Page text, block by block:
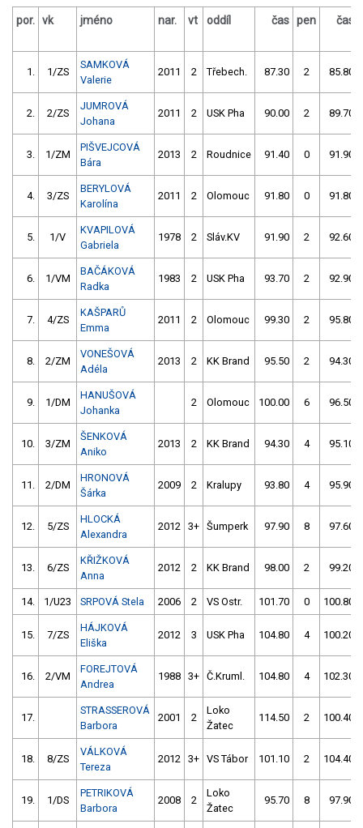
por. vk jméno nar. vt oddíl čas pen čas
1. 1/ZS
SAMKOVÁ
Valerie
2011 2 Třebech. 87.30 2 85.80
2. 2/ZS
JUMROVÁ
Johana
2011 2 USK Pha 90.00 2 89.70
3. 1/ZM
PIŠVEJCOVÁ
Bára
2013 2 Roudnice 91.40 0 91.90
4. 3/ZS
BERYLOVÁ
Karolína
2011 2 Olomouc 91.80 0 91.80
5. 1/V
KVAPILOVÁ
Gabriela
1978 2 Sláv.KV 91.90 2 92.60
6. 1/VM
BAČÁKOVÁ
Radka
1983 2 USK Pha 93.70 2 92.90
7. 4/ZS
KAŠPARŮ
Emma
2011 2 Olomouc 99.30 2 95.80
8. 2/ZM
VONEŠOVÁ
Adéla
2013 2 KK Brand 95.50 2 94.30
9. 1/DM
HANUŠOVÁ
Johanka
2 Olomouc 100.00 6 96.50
10. 3/ZM
ŠENKOVÁ
Aniko
2013 2 KK Brand 94.30 4 95.10
11. 2/DM
HRONOVÁ
Šárka
2009 2 Kralupy 93.80 4 95.90
12. 5/ZS
HLOCKÁ
Alexandra
2012 3+ Šumperk 97.90 8 97.60
13. 6/ZS
KŘIŽKOVÁ
Anna
2012 2 KK Brand 98.00 2 99.20
14. 1/U23 SRPOVÁ Stela 2006 2 VS Ostr. 101.70 0 100.80
15. 7/ZS
HÁJKOVÁ
Eliška
2012 3 USK Pha 104.80 4 100.20
16. 2/VM
FOREJTOVÁ
Andrea
1988 3+ Č.Kruml. 104.80 4 102.30
17.
STRASSEROVÁ
Barbora
2001 2
Loko
Žatec
114.50 2 100.40
18. 8/ZS
VÁLKOVÁ
Tereza
2012 3+ VS Tábor 101.10 2 104.40
19. 1/DS
PETRIKOVÁ
Barbora
2008 2
Loko
Žatec
95.70 8 97.90